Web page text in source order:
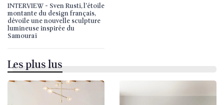
INTERVIEW - Sven Rusti, l'étoile
montante du design français,
dévoile une nouvelle sculpture
lumineuse inspirée du
Samouraï
Les plus lus